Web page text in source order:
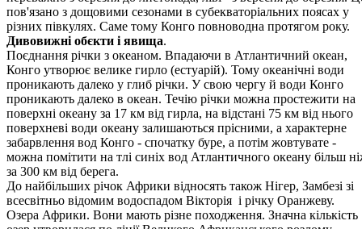
пов'язано з дощовими сезо­нами в субекваторіальних поясах у
різних півкулях. Саме тому Конго повноводна протягом року.
Дивовижні обєкти і явища.
Поєднання річки з океаном. Впадаючи в Атлантичний океан,
Конго утворює велике гирло (естуарій). Тому океанічні води
проникають далеко у глиб річки. У свою чергу й води Конго
проникають далеко в океан. Течію річки можна простежити на
поверхні океану за 17 км від гирла, на відстані 75 км від нього
поверхневі води океану залишаються прісними, а характерне
забарвлення вод Конго - спо­чатку буре, а потім жовтувате -
можна помітити на тлі синіх вод Атлантичного океану більш
за 300 км від берега.
До найбільших річок Африки відносять також Нігер, Замбезі зі
всесвітньо відомим водоспадом Вікторія і річку Оранжеву.
Озера Африки. Вони мають різне походження. Значна кількість